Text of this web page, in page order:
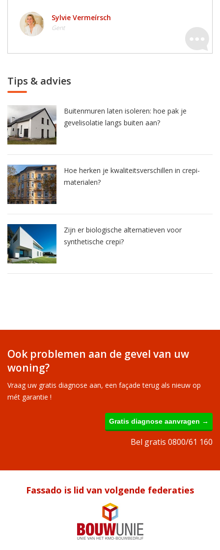
Sylvie Vermeírsch
Gent
Tips & advies
Buitenmuren laten isoleren: hoe pak je
gevelisolatie langs buiten aan?
Hoe herken je kwaliteitsverschillen in crepi-
materialen?
Zijn er biologische alternatieven voor
synthetische crepi?
Ook problemen aan de gevel van uw
woning?
Vraag uw gratis diagnose aan, een façade terug als nieuw op
mét garantie !
Gratis diagnose aanvragen →
Bel gratis 0800/61 160
Fassado is lid van volgende federaties